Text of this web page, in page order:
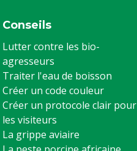
Conseils
Lutter contre les bio-
agresseurs
Traiter l'eau de boisson
Créer un code couleur
Créer un protocole clair pour
les visiteurs
La grippe aviaire